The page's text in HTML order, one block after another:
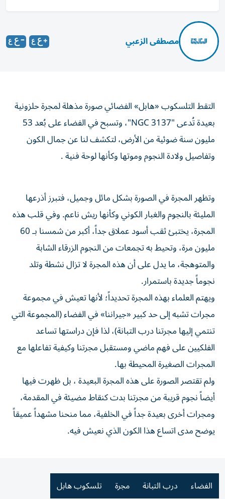
مصطفى الزعبي
التقط التلسكوب «هابل» الفضائي صورة مذهلة لمجرة حلزونية
بعيدة تُدعى "NGC 3137"، وتسبح في الفضاء على بُعد 53
مليون سنة ضوئية من الأرض، لتكشف لنا عن جمال الكون
وتفاصيل ولادة النجوم وموتها وكأنها لوحة فنية .
وتظهر المجرة في الصورة بشكل مائل وجميل، فتبرز أذرعها
المليئة بالنجوم والغبار الكوني وكأنها ريش ناعم. وفي قلب هذه
المجرة، يختبئ ثقب أسود عملاق جداً، أكبر من شمسنا بـ 60
مليون مرة، وتحيط به تجمعات من النجوم الزرقاء الشابة
والمتوهجة، ما يدل على أن هذه المجرة لا تزال نشطة وتلد
نجوماً جديدة باستمرار.
ويهتم العلماء بهذه المجرة تحديداً؛ لأنها تعيش في مجموعة
مجرات تشبه إلى حد كبير «جيراننا» في الفضاء (المجموعة التي
تنتمي إليها مجرتنا درب التبانة)، لذا فإن دراستها تساعد
الفلكيين على فهم ماضي ومستقبل مجرتنا وكيفية تفاعلها مع
المجرات الصغيرة المحيطة بها.
ولم تقتصر الصورة على هذه المجرة البعيدة ، بل ظهرت فيها
أيضاً نجوم قريبة من مجرتنا بدت كنقاط مضيئة في المقدمة،
ومجرات أخرى بعيدة جداً في الخلفية، مما منحنا مشهداً عميقاً
يوضح مدى اتساع هذا الكون الذي نعيش فيه.
الفضاء درب التبانة مجرة تلسكوب هابل